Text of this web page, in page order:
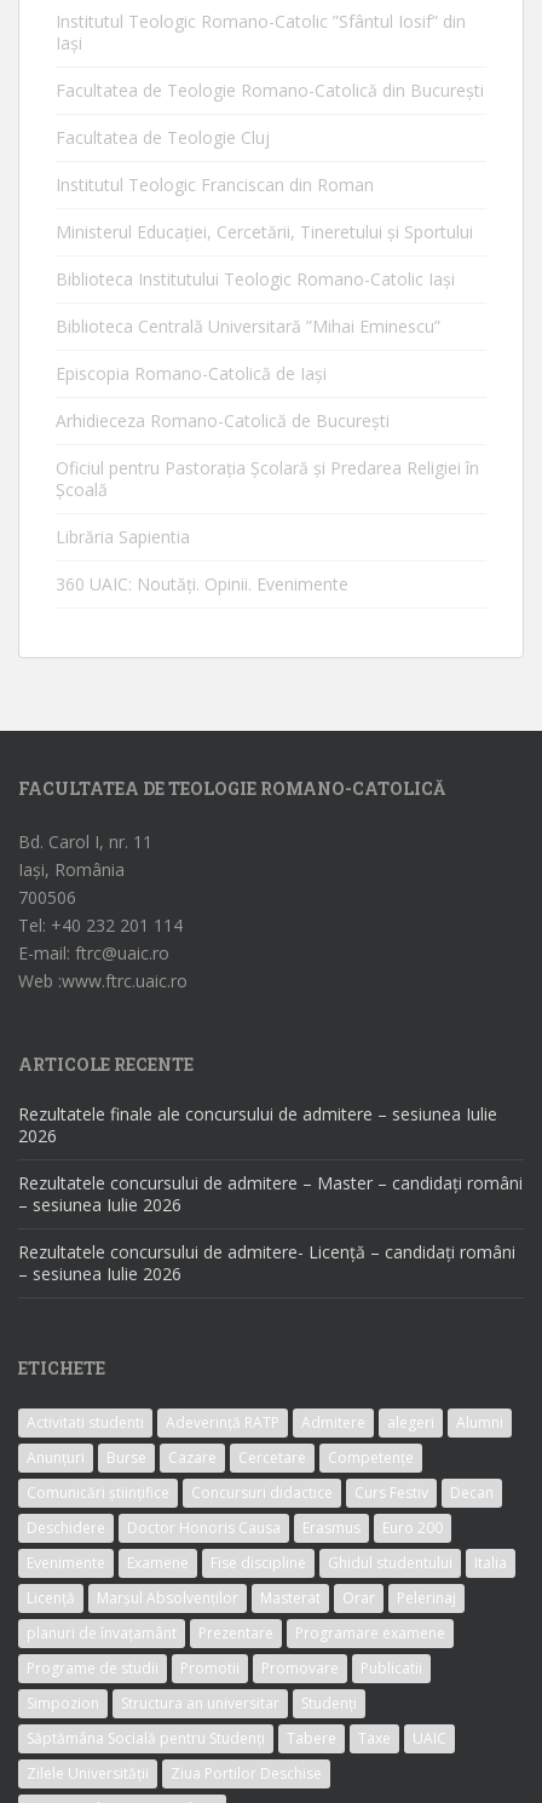
Institutul Teologic Romano-Catolic ”Sfântul Iosif” din
Iaşi
Facultatea de Teologie Romano-Catolică din Bucureşti
Facultatea de Teologie Cluj
Institutul Teologic Franciscan din Roman
Ministerul Educaţiei, Cercetării, Tineretului şi Sportului
Biblioteca Institutului Teologic Romano-Catolic Iaşi
Biblioteca Centrală Universitară ”Mihai Eminescu”
Episcopia Romano-Catolică de Iaşi
Arhidieceza Romano-Catolică de Bucureşti
Oficiul pentru Pastorația Școlară și Predarea Religiei în
Școală
Librăria Sapientia
360 UAIC: Noutăţi. Opinii. Evenimente
FACULTATEA DE TEOLOGIE ROMANO-CATOLICĂ
Bd. Carol I, nr. 11
Iași, România
700506
Tel: +40 232 201 114
E-mail: ftrc@uaic.ro
Web :www.ftrc.uaic.ro
ARTICOLE RECENTE
Rezultatele finale ale concursului de admitere – sesiunea Iulie
2026
Rezultatele concursului de admitere – Master – candidați români
– sesiunea Iulie 2026
Rezultatele concursului de admitere- Licență – candidați români
– sesiunea Iulie 2026
ETICHETE
Activitati studenti Adeverință RATP Admitere alegeri
Alumni
Anunțuri
Burse Cazare Cercetare
Competențe
Comunicări științifice
Concursuri didactice Curs Festiv
Decan
Deschidere
Doctor Honoris Causa Erasmus
Euro 200
Evenimente
Examene Fise discipline Ghidul studentului
Italia
Licență
Marșul Absolvenților Masterat Orar
Pelerinaj
planuri de învațamânt
Prezentare
Programare examene
Programe de studii
Promotii Promovare
Publicatii
Simpozion
Structura an universitar
Studenți
Săptămâna Socială pentru Studenți
Tabere Taxe
UAIC
Zilele Universității
Ziua Portilor Deschise